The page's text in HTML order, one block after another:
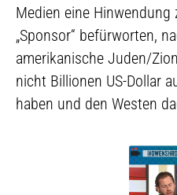
Medien eine Hinwendung
„Sponsor“ befürworten,
amerikanische Juden/
nicht Billionen US-Dollar
haben und den Westen